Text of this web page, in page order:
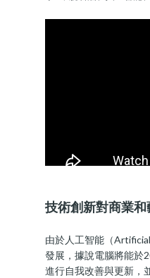
技術創新對商業
由於人工智能（
發展，據說電腦將能於
進行自我改善與更新，